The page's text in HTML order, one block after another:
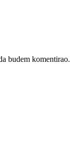
budem komentirao.